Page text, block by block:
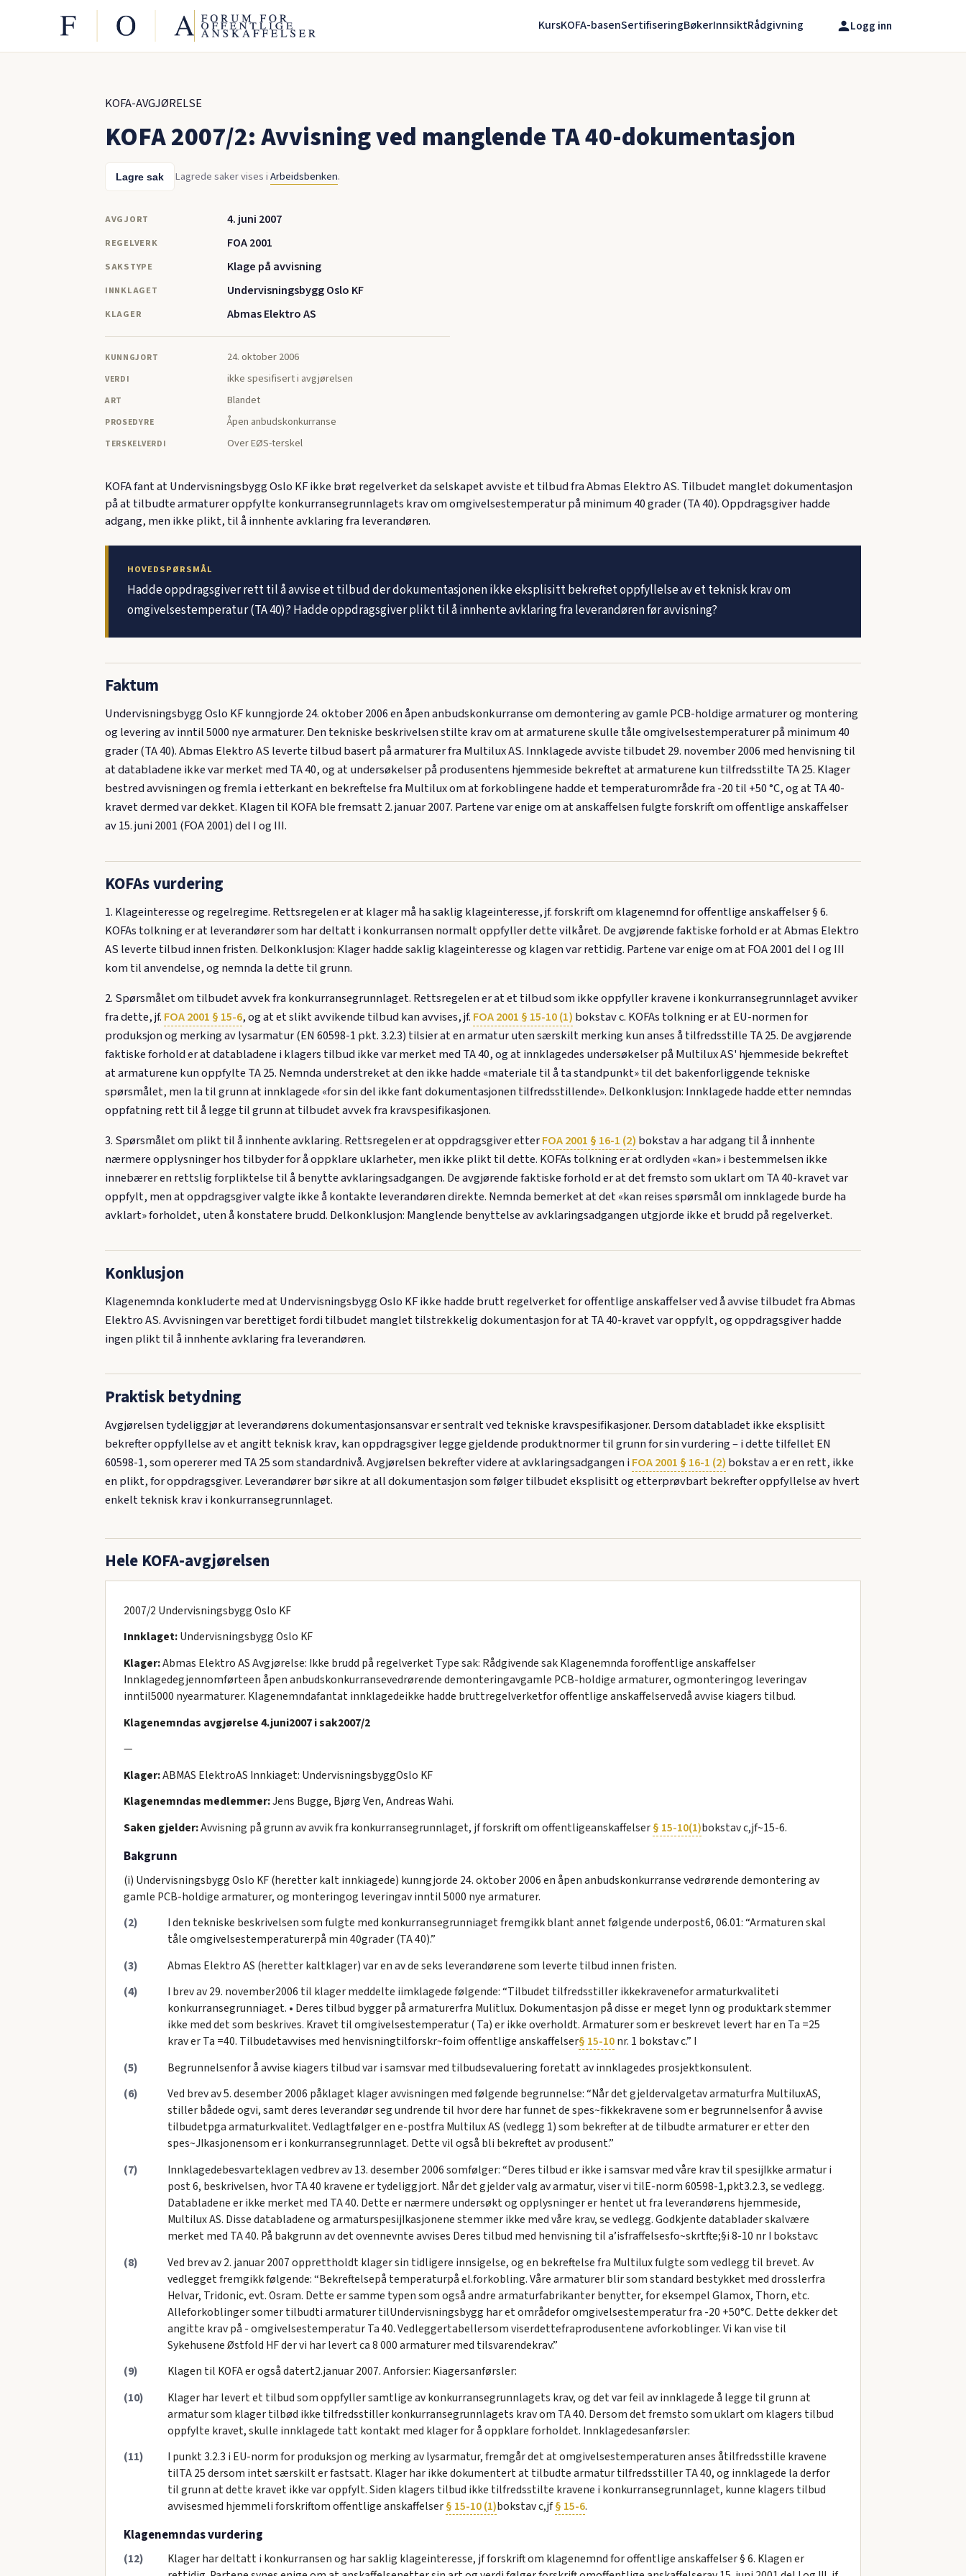
Logg inn
KursKOFA-basenSertifiseringBøkerInnsiktRådgivning
KOFA-AVGJØRELSE
KOFA 2007/2: Avvisning ved manglende TA 40-dokumentasjon
Lagre sak Lagrede saker vises iArbeidsbenken.
AVGJORT 4. juni 2007
REGELVERK FOA 2001
SAKSTYPE Klage på avvisning
INNKLAGET Undervisningsbygg Oslo KF
KLAGER Abmas Elektro AS
KUNNGJORT 24. oktober 2006
VERDI ikke spesifisert i avgjørelsen
ART Blandet
PROSEDYRE Åpen anbudskonkurranse
TERSKELVERDI Over EØS-terskel
KOFA fant at Undervisningsbygg Oslo KF ikke brøt regelverket da selskapet avviste et tilbud fra Abmas Elektro AS. Tilbudet manglet dokumentasjon
på at tilbudte armaturer oppfylte konkurransegrunnlagets krav om omgivelsestemperatur på minimum 40 grader (TA 40). Oppdragsgiver hadde
adgang, men ikke plikt, til å innhente avklaring fra leverandøren.
HOVEDSPØRSMÅL
Hadde oppdragsgiver rett til å avvise et tilbud der dokumentasjonen ikke eksplisitt bekreftet oppfyllelse av et teknisk krav om
omgivelsestemperatur (TA 40)? Hadde oppdragsgiver plikt til å innhente avklaring fra leverandøren før avvisning?
Faktum
Undervisningsbygg Oslo KF kunngjorde 24. oktober 2006 en åpen anbudskonkurranse om demontering av gamle PCB-holdige armaturer og montering
og levering av inntil 5000 nye armaturer. Den tekniske beskrivelsen stilte krav om at armaturene skulle tåle omgivelsestemperaturer på minimum 40
grader (TA 40). Abmas Elektro AS leverte tilbud basert på armaturer fra Multilux AS. Innklagede avviste tilbudet 29. november 2006 med henvisning til
at databladene ikke var merket med TA 40, og at undersøkelser på produsentens hjemmeside bekreftet at armaturene kun tilfredsstilte TA 25. Klager
bestred avvisningen og fremla i etterkant en bekreftelse fra Multilux om at forkoblingene hadde et temperaturområde fra -20 til +50 °C, og at TA 40-
kravet dermed var dekket. Klagen til KOFA ble fremsatt 2. januar 2007. Partene var enige om at anskaffelsen fulgte forskrift om offentlige anskaffelser
av 15. juni 2001 (FOA 2001) del I og III.
KOFAs vurdering
1. Klageinteresse og regelregime. Rettsregelen er at klager må ha saklig klageinteresse, jf. forskrift om klagenemnd for offentlige anskaffelser § 6.
KOFAs tolkning er at leverandører som har deltatt i konkurransen normalt oppfyller dette vilkåret. De avgjørende faktiske forhold er at Abmas Elektro
AS leverte tilbud innen fristen. Delkonklusjon: Klager hadde saklig klageinteresse og klagen var rettidig. Partene var enige om at FOA 2001 del I og III
kom til anvendelse, og nemnda la dette til grunn.
2. Spørsmålet om tilbudet avvek fra konkurransegrunnlaget. Rettsregelen er at et tilbud som ikke oppfyller kravene i konkurransegrunnlaget avviker
fra dette, jf. FOA 2001 § 15-6, og at et slikt avvikende tilbud kan avvises, jf. FOA 2001 § 15-10 (1) bokstav c. KOFAs tolkning er at EU-normen for
produksjon og merking av lysarmatur (EN 60598-1 pkt. 3.2.3) tilsier at en armatur uten særskilt merking kun anses å tilfredsstille TA 25. De avgjørende
faktiske forhold er at databladene i klagers tilbud ikke var merket med TA 40, og at innklagedes undersøkelser på Multilux AS' hjemmeside bekreftet
at armaturene kun oppfylte TA 25. Nemnda understreket at den ikke hadde «materiale til å ta standpunkt» til det bakenforliggende tekniske
spørsmålet, men la til grunn at innklagede «for sin del ikke fant dokumentasjonen tilfredsstillende». Delkonklusjon: Innklagede hadde etter nemndas
oppfatning rett til å legge til grunn at tilbudet avvek fra kravspesifikasjonen.
3. Spørsmålet om plikt til å innhente avklaring. Rettsregelen er at oppdragsgiver etterFOA 2001 § 16-1 (2) bokstav a har adgang til å innhente
nærmere opplysninger hos tilbyder for å oppklare uklarheter, men ikke plikt til dette. KOFAs tolkning er at ordlyden «kan» i bestemmelsen ikke
innebærer en rettslig forpliktelse til å benytte avklaringsadgangen. De avgjørende faktiske forhold er at det fremsto som uklart om TA 40-kravet var
oppfylt, men at oppdragsgiver valgte ikke å kontakte leverandøren direkte. Nemnda bemerket at det «kan reises spørsmål om innklagede burde ha
avklart» forholdet, uten å konstatere brudd. Delkonklusjon: Manglende benyttelse av avklaringsadgangen utgjorde ikke et brudd på regelverket.
Konklusjon
Klagenemnda konkluderte med at Undervisningsbygg Oslo KF ikke hadde brutt regelverket for offentlige anskaffelser ved å avvise tilbudet fra Abmas
Elektro AS. Avvisningen var berettiget fordi tilbudet manglet tilstrekkelig dokumentasjon for at TA 40-kravet var oppfylt, og oppdragsgiver hadde
ingen plikt til å innhente avklaring fra leverandøren.
Praktisk betydning
Avgjørelsen tydeliggjør at leverandørens dokumentasjonsansvar er sentralt ved tekniske kravspesifikasjoner. Dersom databladet ikke eksplisitt
bekrefter oppfyllelse av et angitt teknisk krav, kan oppdragsgiver legge gjeldende produktnormer til grunn for sin vurdering – i dette tilfellet EN
60598-1, som opererer med TA 25 som standardnivå. Avgjørelsen bekrefter videre at avklaringsadgangen iFOA 2001 § 16-1 (2) bokstav a er en rett, ikke
en plikt, for oppdragsgiver. Leverandører bør sikre at all dokumentasjon som følger tilbudet eksplisitt og etterprøvbart bekrefter oppfyllelse av hvert
enkelt teknisk krav i konkurransegrunnlaget.
Hele KOFA-avgjørelsen
2007/2 Undervisningsbygg Oslo KF
Innklaget:Undervisningsbygg Oslo KF
Klager:Abmas Elektro AS Avgjørelse: Ikke brudd på regelverket Type sak: Rådgivende sak Klagenemnda foroffentlige anskaffelser
Innklagedegjennomførteen åpen anbudskonkurransevedrørende demonteringavgamle PCB-holdige armaturer, ogmonteringog leveringav
inntil5000 nyearmaturer. Klagenemndafantat innklagedeikke hadde bruttregelverketfor offentlige anskaffelservedå avvise kiagers tilbud.
Klagenemndas avgjørelse 4.juni2007 i sak2007/2
—
Klager:ABMAS ElektroAS Innkiaget: UndervisningsbyggOslo KF
Klagenemndas medlemmer:Jens Bugge, Bjørg Ven, Andreas Wahi.
Saken gjelder:Avvisning på grunn av avvik fra konkurransegrunnlaget, jf forskrift om offentligeanskaffelser§ 15-10(1)bokstav c,jf~15-6.
Bakgrunn
(i) Undervisningsbygg Oslo KF (heretter kalt innkiagede) kunngjorde 24. oktober 2006 en åpen anbudskonkurranse vedrørende demontering av
gamle PCB-holdige armaturer, og monteringog leveringav inntil 5000 nye armaturer.
(2)
I den tekniske beskrivelsen som fulgte med konkurransegrunniaget fremgikk blant annet følgende underpost6, 06.01: “Armaturen skal
tåle omgivelsestemperaturerpå min 40grader (TA 40).”
(3)
Abmas Elektro AS (heretter kaltklager) var en av de seks leverandørene som leverte tilbud innen fristen.
(4)
I brev av 29. november2006 til klager meddelte iimklagede følgende: “Tilbudet tilfredsstiller ikkekravenefor armaturkvaliteti
konkurransegrunniaget. • Deres tilbud bygger på armaturerfra Mulitlux. Dokumentasjon på disse er meget lynn og produktark stemmer
ikke med det som beskrives. Kravet til omgivelsestemperatur ( Ta) er ikke overholdt. Armaturer som er beskrevet levert har en Ta =25
krav er Ta =40. Tilbudetavvises med henvisningtilforskr~foim offentlige anskaffelser§ 15-10nr. 1 bokstav c.” I
(5)
Begrunnelsenfor å avvise kiagers tilbud var i samsvar med tilbudsevaluering foretatt av innklagedes prosjektkonsulent.
(6)
Ved brev av 5. desember 2006 påklaget klager avvisningen med følgende begrunnelse: “Når det gjeldervalgetav armaturfra MultiluxAS,
stiller bådede ogvi, samt deres leverandør seg undrende til hvor dere har funnet de spes~fikkekravene som er begrunnelsenfor å avvise
tilbudetpga armaturkvalitet. Vedlagtfølger en e-postfra Multilux AS (vedlegg 1) som bekrefter at de tilbudte armaturer er etter den
spes~JIkasjonensom er i konkurransegrunnlaget. Dette vil også bli bekreftet av produsent.”
(7)
Innklagedebesvarteklagen vedbrev av 13. desember 2006 somfølger: “Deres tilbud er ikke i samsvar med våre krav til spesijIkke armatur i
post 6, beskrivelsen, hvor TA 40 kravene er tydeliggjort. Når det gjelder valg av armatur, viser vi tilE-norm 60598-1,pkt3.2.3, se vedlegg.
Databladene er ikke merket med TA 40. Dette er nærmere undersøkt og opplysninger er hentet ut fra leverandørens hjemmeside,
Multilux AS. Disse databladene og armaturspesijIkasjonene stemmer ikke med våre krav, se vedlegg. Godkjente datablader skalvære
merket med TA 40. På bakgrunn av det ovennevnte avvises Deres tilbud med henvisning til a’isfraffelsesfo~skrtfte;§i 8-10 nr I bokstavc
(8)
Ved brev av 2. januar 2007 opprettholdt klager sin tidligere innsigelse, og en bekreftelse fra Multilux fulgte som vedlegg til brevet. Av
vedlegget fremgikk følgende: “Bekreftelsepå temperaturpå el.forkobling. Våre armaturer blir som standard bestykket med drosslerfra
Helvar, Tridonic, evt. Osram. Dette er samme typen som også andre armaturfabrikanter benytter, for eksempel Glamox, Thorn, etc.
Alleforkoblinger somer tilbudti armaturer tilUndervisningsbygg har et områdefor omgivelsestemperatur fra -20 +50°C. Dette dekker det
angitte krav på - omgivelsestemperatur Ta 40. Vedleggertabellersom viserdettefraprodusentene avforkoblinger. Vi kan vise til
Sykehusene Østfold HF der vi har levert ca 8 000 armaturer med tilsvarendekrav.”
(9)
Klagen til KOFA er også datert2.januar 2007. Anforsier: Kiagersanførsler:
(10)
Klager har levert et tilbud som oppfyller samtlige av konkurransegrunnlagets krav, og det var feil av innklagede å legge til grunn at
armatur som klager tilbød ikke tilfredsstiller konkurransegrunnlagets krav om TA 40. Dersom det fremsto som uklart om klagers tilbud
oppfylte kravet, skulle innklagede tatt kontakt med klager for å oppklare forholdet. Innklagedesanførsler:
(11)
I punkt 3.2.3 i EU-norm for produksjon og merking av lysarmatur, fremgår det at omgivelsestemperaturen anses åtilfredsstille kravene
tilTA 25 dersom intet særskilt er fastsatt. Klager har ikke dokumentert at tilbudte armatur tilfredsstiller TA 40, og innklagede la derfor
til grunn at dette kravet ikke var oppfylt. Siden klagers tilbud ikke tilfredsstilte kravene i konkurransegrunnlaget, kunne klagers tilbud
avvisesmed hjemmeli forskriftom offentlige anskaffelser§ 15-10 (1)bokstav c,jf§ 15-6.
Klagenemndas vurdering
(12)
Klager har deltatt i konkurransen og har saklig klageinteresse, jf forskrift om klagenemnd for offentlige anskaffelser § 6. Klagen er